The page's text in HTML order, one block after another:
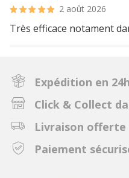
2 août 2026
Très efficace notament
Expédition en
Click & Collect
Livraison offerte
Paiement